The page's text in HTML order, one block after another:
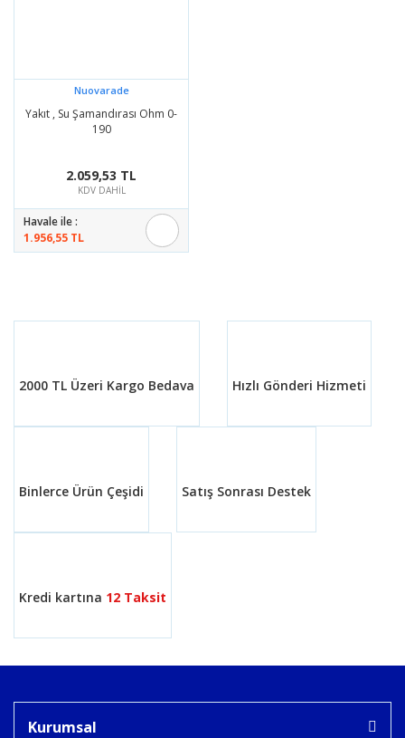
Nuovarade
Yakıt , Su Şamandırası Ohm 0-
190
2.059,53 TL
KDV DAHİL
Havale ile :
1.956,55 TL
2000 TL Üzeri Kargo Bedava Hızlı Gönderi Hizmeti
Binlerce Ürün Çeşidi Satış Sonrası Destek
Kredi kartına 12 Taksit
Kurumsal